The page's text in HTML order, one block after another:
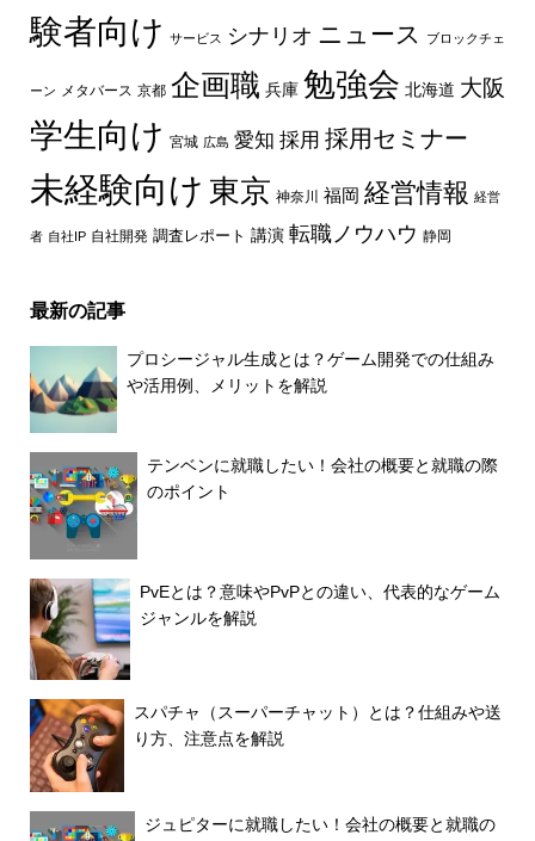
験者向け サービス シナリオ ニュース ブロックチェ
ーン メタバース 京都 企画職 兵庫 勉強会 北海道 大阪
学生向け 宮城 広島 愛知 採用 採用セミナー
未経験向け 東京 神奈川 福岡 経営情報 経営
者 自社IP 自社開発 調査レポート 講演 転職ノウハウ 静岡
最新の記事
プロシージャル生成とは？ゲーム開発での仕組み
や活用例、メリットを解説
テンベンに就職したい！会社の概要と就職の際
のポイント
PvEとは？意味やPvPとの違い、代表的なゲーム
ジャンルを解説
スパチャ（スーパーチャット）とは？仕組みや送
り方、注意点を解説
ジュピターに就職したい！会社の概要と就職の